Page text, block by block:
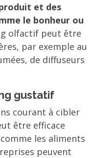
et des
le bonheur ou
olfactif peut être
par exemple au
de diffuseurs
gustatif
courant à cibler
être efficace
les aliments
peuvent